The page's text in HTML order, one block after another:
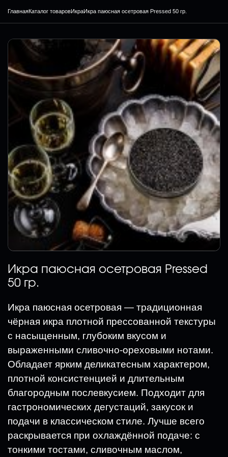
ГлавнаяКаталог товаровИкраИкра паюсная осетровая Pressed 50 гр.
Икра паюсная осетровая Pressed
50 гр.
Икра паюсная осетровая — традиционная
чёрная икра плотной прессованной текстуры
с насыщенным, глубоким вкусом и
выраженными сливочно-ореховыми нотами.
Обладает ярким деликатесным характером,
плотной консистенцией и длительным
благородным послевкусием. Подходит для
гастрономических дегустаций, закусок и
подачи в классическом стиле. Лучше всего
раскрывается при охлаждённой подаче: с
тонкими тостами, сливочным маслом,